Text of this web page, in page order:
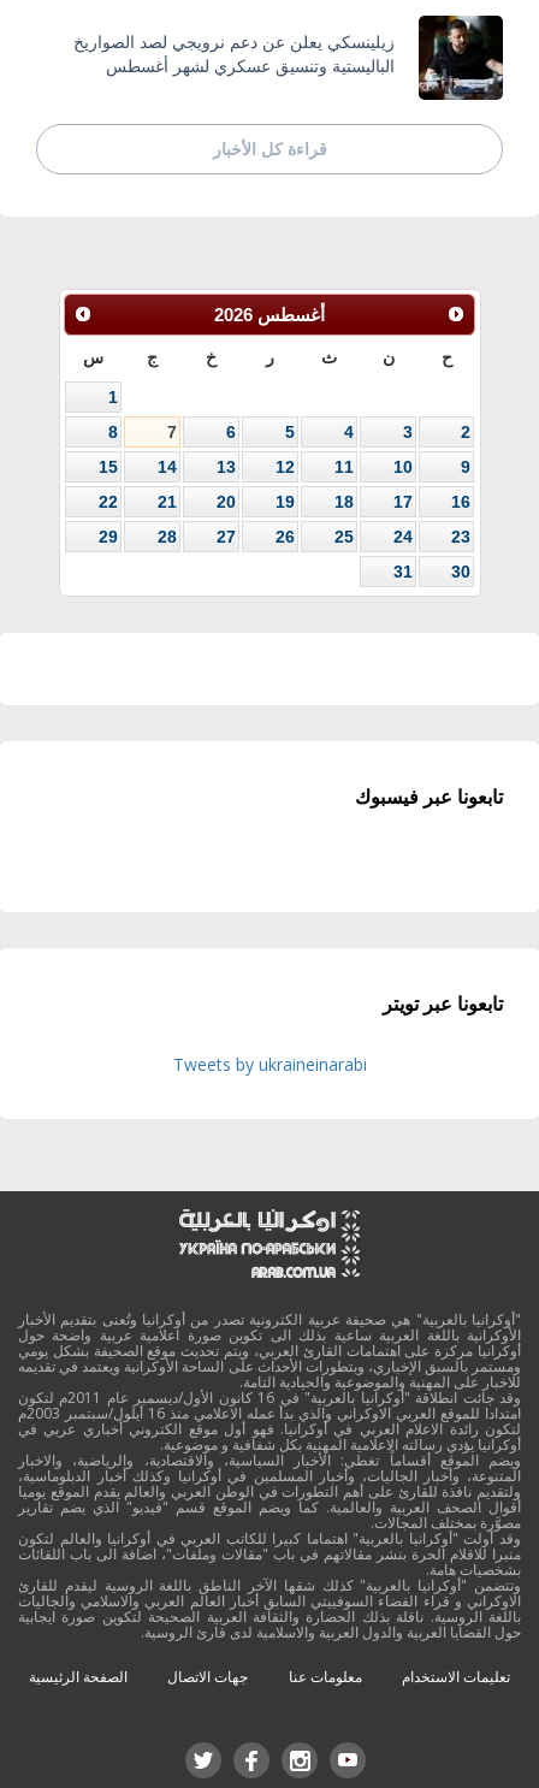
زيلينسكي يعلن عن دعم نرويجي لصد الصواريخ
الباليستية وتنسيق عسكري لشهر أغسطس
قراءة كل الأخبار
أغسطس 2026
ح ن ث ر خ ج س
1
2
3
4
5
6
7
8
9
10
11
12
13
14
15
16
17
18
19
20
21
22
23
24
25
26
27
28
29
30
31
تابعونا عبر فيسبوك
تابعونا عبر تويتر
Tweets by ukraineinarabi
"أوكرانيا بالعربية" هي صحيفة عربية الكترونية تصدر من أوكرانيا وتُعنى بتقديم الأخبار
الأوكرانية باللغة العربية ساعية بذلك الى تكوين صورة اعلامية عربية واضحة حول
أوكرانيا مركزة على اهتمامات القارئ العربي، ويتم تحديث موقع الصحيفة بشكل يومي
ومستمر بالسبق الإخباري، وبتطورات الأحداث على الساحة الأوكرانية ويعتمد في تقديمه
للاخبار على المهنية والموضوعية والحيادية التامة.
وقد جائت انطلاقة "أوكرانيا بالعربية" في 16 كانون الأول/ديسمبر عام 2011م لتكون
امتدادا للموقع العربي الاوكراني والذي بدأ عمله الاعلامي منذ 16 أيلول/سبتمبر 2003م
لتكون رائدة الاعلام العربي في أوكرانيا. فهو أول موقع الكتروني أخباري عربي في
أوكرانيا يؤدي رسالته الاعلامية المهنية بكل شفافية و موضوعية.
ويضم الموقع أقساماً تغطي: الأخبار السياسية، والاقتصادية، والرياضية، والاخبار
المتنوعة، وأخبار الجاليات، وأخبار المسلمين في أوكرانيا وكذلك أخبار الدبلوماسية،
ولتقديم نافذة للقارئ على أهم التطورات في الوطن العربي والعالم يقدم الموقع يوميا
أقوال الصحف العربية والعالمية. كما ويضم الموقع قسم "فيديو" الذي يضم تقارير
مصوَّرة بمختلف المجالات.
وقد أولت "أوكرانيا بالعربية" اهتماما كبيرا للكاتب العربي في أوكرانيا والعالم لتكون
منبرا للاقلام الحرة بنشر مقالاتهم في باب "مقالات وملفات"، اضافة الى باب اللقائات
بشخصيات هامة.
وتتضمن "أوكرانيا بالعربية" كذلك شقها الآخر الناطق باللغة الروسية ليقدم للقارئ
الاوكراني و قراء الفضاء السوفييتي السابق أخبار العالم العربي والاسلامي والجاليات
باللغة الروسية. ناقلة بذلك الحضارة والثقافة العربية الصحيحة لتكوين صورة ايجابية
حول القضايا العربية والدول العربية والاسلامية لدى قارئ الروسية.
تعليمات الاستخدام معلومات عنا جهات الاتصال الصفحة الرئيسية